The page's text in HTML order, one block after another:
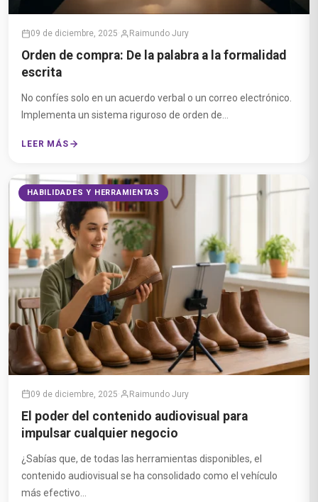
09 de diciembre, 2025· Raimundo Jury
Orden de compra: De la palabra a la formalidad
escrita
No confíes solo en un acuerdo verbal o un correo electrónico.
Implementa un sistema riguroso de orden de...
LEER MÁS
HABILIDADES Y HERRAMIENTAS
09 de diciembre, 2025· Raimundo Jury
El poder del contenido audiovisual para
impulsar cualquier negocio
¿Sabías que, de todas las herramientas disponibles, el
contenido audiovisual se ha consolidado como el vehículo
más efectivo...